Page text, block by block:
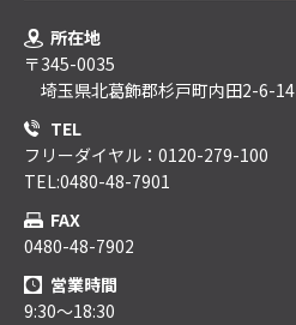
所在地
〒345-0035
埼玉県北葛飾郡杉戸町内田2-6-14
TEL
フリーダイヤル：0120-279-100
TEL:0480-48-7901
FAX
0480-48-7902
営業時間
9:30～18:30